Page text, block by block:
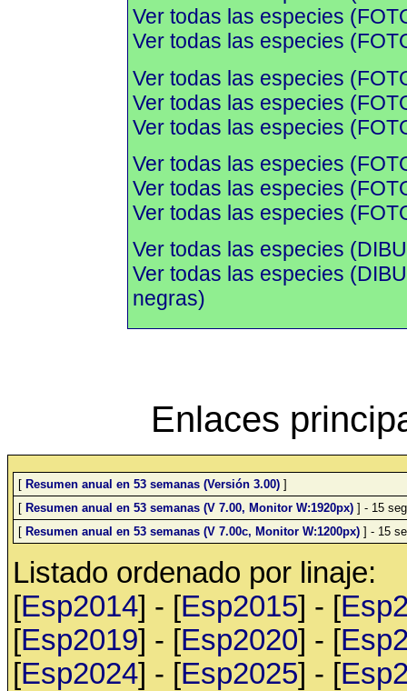
Ver todas las especies
Ver todas las especies
Ver todas las especies
Ver todas las especies
Ver todas las especies
Ver todas las especies
Ver todas las especies
Ver todas las especies
Ver todas las especies
Ver todas las especies
negras)
Enlaces
[ Resumen anual en 53 semanas (Versión 3.00) ]
[ Resumen anual en 53 semanas (V 7.00, Monitor W:1920px) ] - 15
[ Resumen anual en 53 semanas (V 7.00c, Monitor W:1200px) ] - 15
Listado ordenado por linaje:
[Esp2014] - [Esp2015] - [
[Esp2019] - [Esp2020] - [
[Esp2024] - [Esp2025] - [